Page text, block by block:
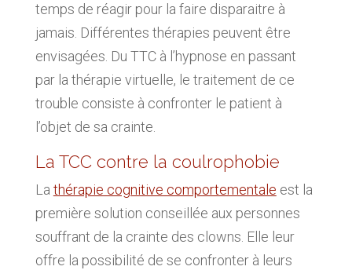
temps de réagir pour la faire disparaitre à
jamais. Différentes thérapies peuvent être
envisagées. Du TTC à l’hypnose en passant
par la thérapie virtuelle, le traitement de ce
trouble consiste à confronter le patient à
l’objet de sa crainte.
La TCC contre la coulrophobie
La thérapie cognitive comportementale est la
première solution conseillée aux personnes
souffrant de la crainte des clowns. Elle leur
offre la possibilité de se confronter à leurs